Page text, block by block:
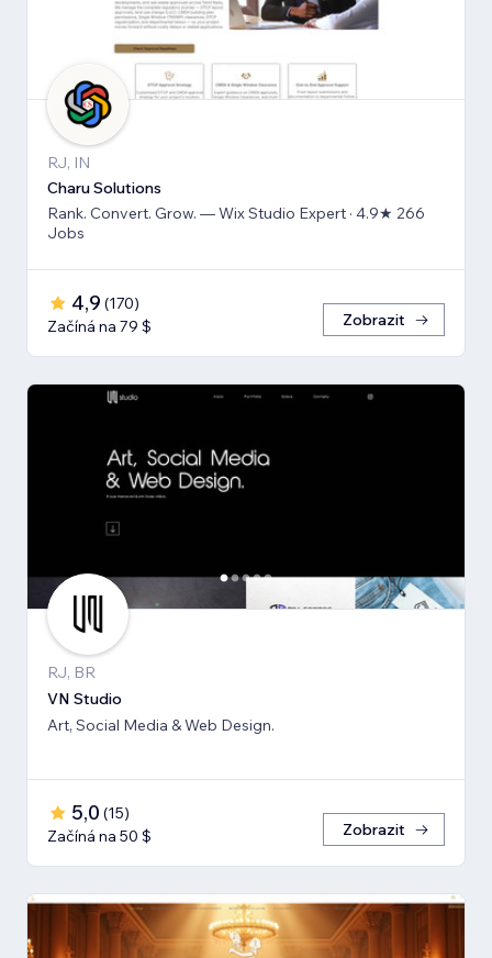
RJ, IN
Charu Solutions
Rank. Convert. Grow. — Wix Studio Expert · 4.9★ 266
Jobs
4,9 (170)
Začíná na 79 $
Zobrazit
RJ, BR
VN Studio
Art, Social Media & Web Design.
5,0 (15)
Začíná na 50 $
Zobrazit